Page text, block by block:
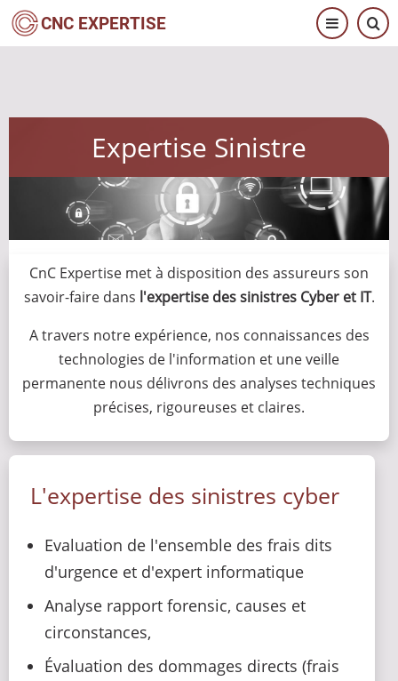
Aller
au
CNC EXPERTISE
Expertise Sinistre
CnC Expertise met à disposition des assureurs son
savoir-faire dans l'expertise des sinistres Cyber et IT.
A travers notre expérience, nos connaissances des
technologies de l'information et une veille
permanente nous délivrons des analyses techniques
précises, rigoureuses et claires.
L'expertise des sinistres cyber
Evaluation de l'ensemble des frais dits
d'urgence et d'expert informatique
Analyse rapport forensic, causes et
circonstances,
Évaluation des dommages directs (frais